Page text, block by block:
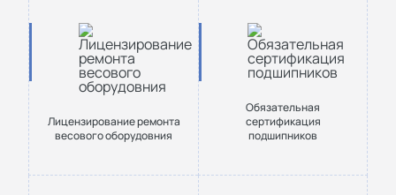
Лицензирование ремонта
весового оборудовния
Обязательная
сертификация
подшипников